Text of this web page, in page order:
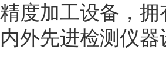
精度加工设备，
内外先进检测仪器